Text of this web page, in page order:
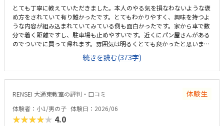
とても丁寧に教えていただきました。本人のやる気を損なわないような褒
め方をされていて有り難かったです。とてもわかりやすく、興味を持つよ
うな内容が組み込まれていてみている側も面白かったです。家から車で数
分で着く距離ですし、駐車場も止めやすいです。近くにパン屋さんがある
のでついでに買って帰れます。雰囲気は明るくとても良かったと思いま
す。ただ、エアコンはついていたと思いますが、暑くて汗をかきました。
夏場はきついような気がします。料金が想像以上に高額だったのが残念で
した。いますぐにでもさせたい気持ちはありますが、考えたい料金です。
先生が明るく、とても優しい方ばかりでした。子供が人見知りがあります
が馴染めていました。席も広く作業がしやすく、座りやすい席でした。興
味のあるマイクラで、更に初めて触ったパソコンにもかかわらず、スムー
ズにこなしていました。
続きを読む(373字)
RENSEI 大通東教室の評判・口コミ 体験生
体験者：小1/男の子 体験日：2026/06
★★★★★ 4.0